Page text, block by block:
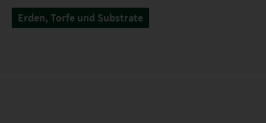
Erden, Torfe und Substrate